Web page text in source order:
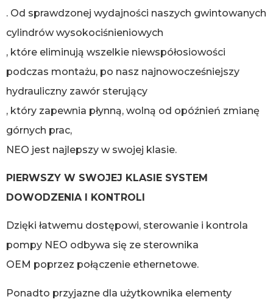
. Od sprawdzonej wydajności naszych gwintowanych
cylindrów wysokociśnieniowych
, które eliminują wszelkie niewspółosiowości
podczas montażu, po nasz najnowocześniejszy
hydrauliczny zawór sterujący
, który zapewnia płynną, wolną od opóźnień zmianę
górnych prac,
NEO jest najlepszy w swojej klasie.
PIERWSZY W SWOJEJ KLASIE SYSTEM
DOWODZENIA I KONTROLI
Dzięki łatwemu dostępowi, sterowanie i kontrola
pompy NEO odbywa się ze sterownika
OEM poprzez połączenie ethernetowe.
Ponadto przyjazne dla użytkownika elementy